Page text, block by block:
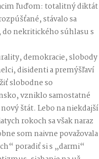
ľuďom: totalitný diktát
stávalo sa
nekritického súhlasu s
demokracie, slobody
disidenti a premýšľaví
slobodne so
vzniklo samostatné
štát. Lebo na niekdajší
rokoch sa však naraz
som naivne považovala
poradiť si s „darmi“